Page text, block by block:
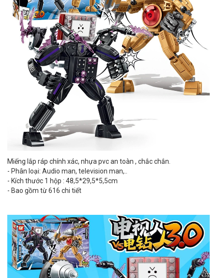
Miếng lắp ráp chính xác, nhựa pvc an toàn , chắc chắn.
- Phân loại: Audio man, television man,..
- Kích thước 1 hộp : 48,5*29,5*5,5cm
- Bao gồm từ 616 chi tiết